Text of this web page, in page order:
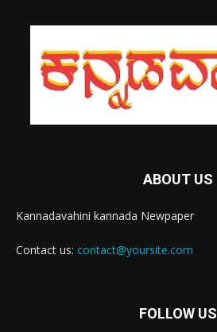
ABOUT US
Kannadavahini kannada Newpaper
Contact us: contact@yoursite.com
FOLLOW US